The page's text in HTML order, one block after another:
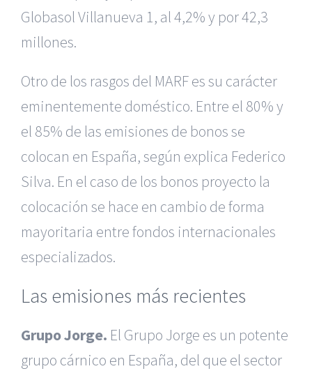
Globasol Villanueva 1, al 4,2% y por 42,3
millones.
Otro de los rasgos del MARF es su carácter
eminentemente doméstico. Entre el 80% y
el 85% de las emisiones de bonos se
colocan en España, según explica Federico
Silva. En el caso de los bonos proyecto la
colocación se hace en cambio de forma
mayoritaria entre fondos internacionales
especializados.
Las emisiones más recientes
Grupo Jorge. El Grupo Jorge es un potente
grupo cárnico en España, del que el sector